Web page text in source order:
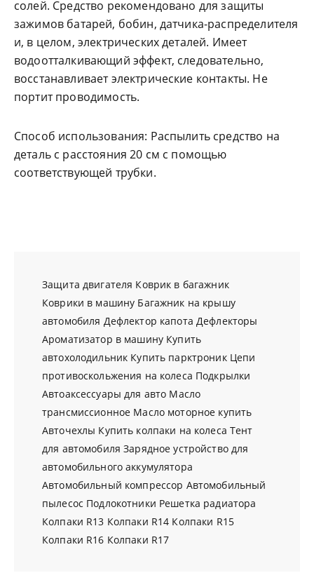
солей. Средство рекомендовано для защиты
зажимов батарей, бобин, датчика-распределителя
и, в целом, электрических деталей. Имеет
водоотталкивающий эффект, следовательно,
восстанавливает электрические контакты. Не
портит проводимость.
Способ использования: Распылить средство на
деталь с расстояния 20 см с помощью
соответствующей трубки.
Защита двигателя Коврик в багажник
Коврики в машину Багажник на крышу
автомобиля Дефлектор капота Дефлекторы
Ароматизатор в машину Купить
автохолодильник Купить парктроник Цепи
противоскольжения на колеса Подкрылки
Автоаксессуары для авто Масло
трансмиссионное Масло моторное купить
Авточехлы Купить колпаки на колеса Тент
для автомобиля Зарядное устройство для
автомобильного аккумулятора
Автомобильный компрессор Автомобильный
пылесос Подлокотники Решетка радиатора
Колпаки R13 Колпаки R14 Колпаки R15
Колпаки R16 Колпаки R17